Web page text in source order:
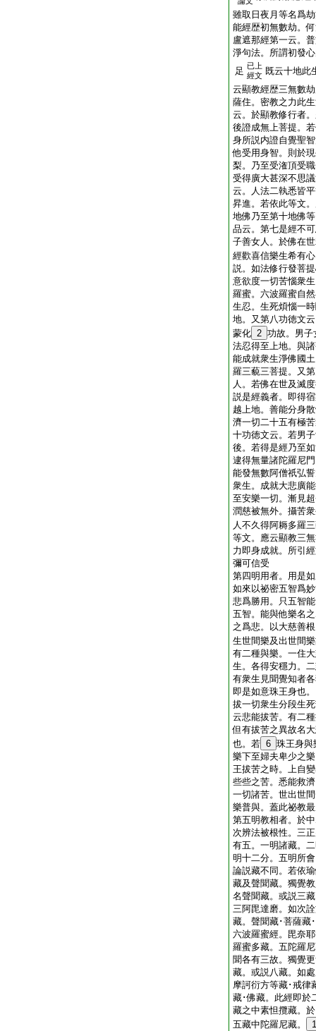
雖取日夜月等名爲
能經歴初無數劫。
盧遮那經第一云。
淨句法。所謂初發
足 已上
經文 既云十地此
云顯教經歴三無數
薩住。密教之力此
云。於顯教修行者
後證成無上菩提。
身所説内證自覺聖
他受用身智。則於
梨。乃至受潅頂受
受得廣大甚深不思
云。人法二執悉皆
昇進。若依此等文
地佛乃至第十地佛
品云。第七是經不
子善女人。於佛在
經歡喜信樂生希有
説。如法修行發菩
意欲度一切苦惱衆
羅蜜。六波羅蜜自
生忍。生死煩惱一
地。又第八功徳文
蒙化 2 功故。男子
法忍得至上地。與
能成就衆生淨佛國
羅三藐三菩提。又
人。若佛在世及滅
説是經義者。即得
越上地。善能分身
濟一切二十五有極
十功徳文云。若男
後。若得是經乃至
逮得無量諸陀羅尼
能發無數阿僧祇弘
衆生。成就大悲廣
至安樂一切。漸見
潤慈被無外。攝苦
人不久得阿耨多羅
等文。應云顯教三
力即身成就。所引
彌可信受
第四明用者。用是
如來以祕密五智爲
悲爲勝用。只五智
五智。能與他樂名
之爲悲。以大慈善
生世間樂及出世間
有二種與樂。一住
生。各得安穩力。
有衆生見聞覺知者
即是如意珠王身也
拔一切衆生分段生
云悲能拔苦。有二
但有拔苦之異故名
也。若 6 珠王身與
樂下至婦夫卑少之
王拔苦之時。上自
些些之苦。悉能救
一切諸苦。世出世
樂普與。蓋此祕教
第五明教相者。於
次辨法被根性。三
有五。一明諸藏。
明十二分。五明所
論説藏不同。若依
藏及聲聞藏。獨覺
名聲聞藏。或説三
三阿毘達磨。如次
藏。聲聞藏･菩薩藏
六波羅蜜經。毘奈
羅蜜多藏。五陀羅
聞各有三故。獨覺
藏。或説八藏。如
摩訶衍方等藏･戒律
藏･佛藏。此經即於
藏之中素怛攬藏。
五藏中陀羅尼藏。
1